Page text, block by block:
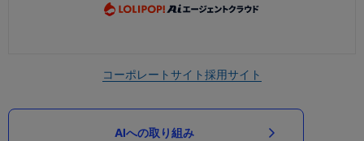
コーポレートサイト採用サイト
AIへの取り組み